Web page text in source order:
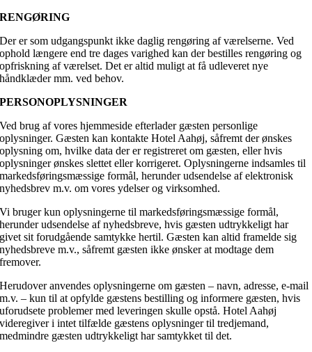
RENGØRING
Der er som udgangspunkt ikke daglig rengøring af værelserne. Ved
ophold længere end tre dages varighed kan der bestilles rengøring og
opfriskning af værelset. Det er altid muligt at få udleveret nye
håndklæder mm. ved behov.
PERSONOPLYSNINGER
Ved brug af vores hjemmeside efterlader gæsten personlige
oplysninger. Gæsten kan kontakte Hotel Aahøj, såfremt der ønskes
oplysning om, hvilke data der er registreret om gæsten, eller hvis
oplysninger ønskes slettet eller korrigeret. Oplysningerne indsamles til
markedsføringsmæssige formål, herunder udsendelse af elektronisk
nyhedsbrev m.v. om vores ydelser og virksomhed.
Vi bruger kun oplysningerne til markedsføringsmæssige formål,
herunder udsendelse af nyhedsbreve, hvis gæsten udtrykkeligt har
givet sit forudgående samtykke hertil. Gæsten kan altid framelde sig
nyhedsbreve m.v., såfremt gæsten ikke ønsker at modtage dem
fremover.
Herudover anvendes oplysningerne om gæsten – navn, adresse, e-mail
m.v. – kun til at opfylde gæstens bestilling og informere gæsten, hvis
uforudsete problemer med leveringen skulle opstå. Hotel Aahøj
videregiver i intet tilfælde gæstens oplysninger til tredjemand,
medmindre gæsten udtrykkeligt har samtykket til det.